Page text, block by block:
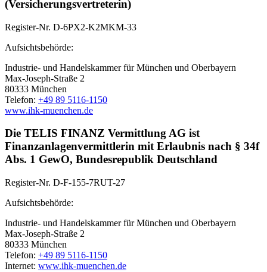
(Versicherungsvertreterin)
Register-Nr. D-6PX2-K2MKM-33
Aufsichtsbehörde:
Industrie- und Handelskammer für München und Oberbayern
Max-Joseph-Straße 2
80333 München
Telefon: +49 89 5116-1150
www.ihk-muenchen.de
Die TELIS FINANZ Vermittlung AG ist
Finanzanlagenvermittlerin mit Erlaubnis nach § 34f
Abs. 1 GewO, Bundesrepublik Deutschland
Register-Nr. D-F-155-7RUT-27
Aufsichtsbehörde:
Industrie- und Handelskammer für München und Oberbayern
Max-Joseph-Straße 2
80333 München
Telefon: +49 89 5116-1150
Internet: www.ihk-muenchen.de